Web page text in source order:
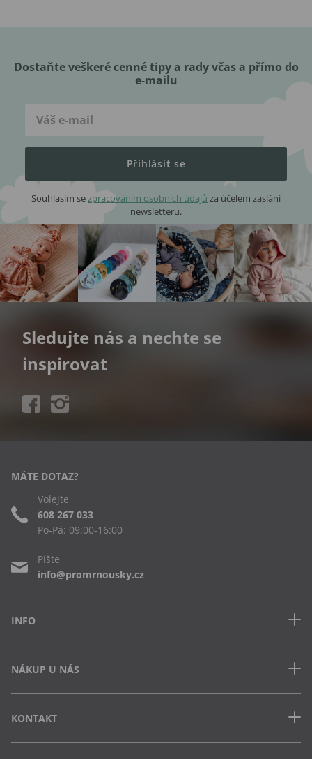
Dostaňte veškeré cenné tipy a rady včas a přímo do
e-mailu
Přihlásit se
Souhlasím sezpracováním osobních údajů za účelem zaslání
newsletteru.
Sledujte nás a nechte se
inspirovat
INFO
Často kladené dotazy
Obchodní podmínky
Ochrana osobních údajů
NÁKUP U NÁS
Jak uplatnit slevový kód
Vrácení zboží a výměna
KONTAKT
MÁTE DOTAZ?
Volejte
608 267 033
Po-Pá: 09:00-16:00
Pište
info@promrnousky.cz